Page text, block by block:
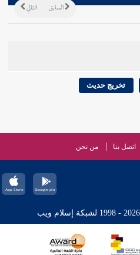
التالي السابق
تخريج حديث
اتصل بنا من نحن